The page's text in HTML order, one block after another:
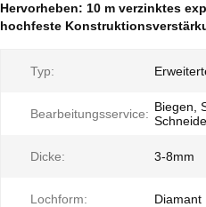
Hervorheben: 10 m verzinktes
hochfeste
Typ:
Bearbeitungsservice: Biegen,
Dicke: 3-8mm
Lochform: Diamant